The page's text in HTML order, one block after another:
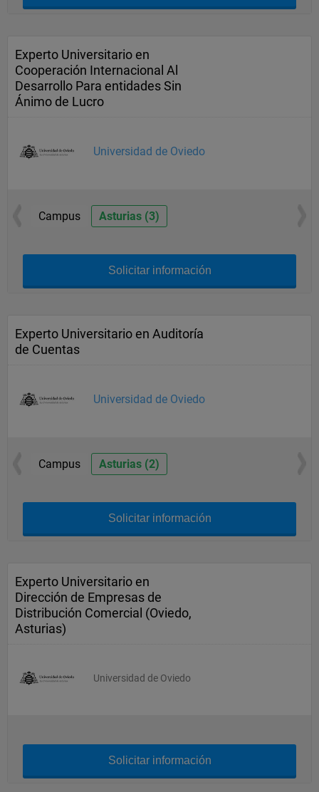
Experto Universitario en
Cooperación Internacional Al
Desarrollo Para entidades Sin
Ánimo de Lucro
Universidad de Oviedo
Campus Asturias (3)
Solicitar información
Experto Universitario en Auditoría
de Cuentas
Universidad de Oviedo
Campus Asturias (2)
Solicitar información
Experto Universitario en
Dirección de Empresas de
Distribución Comercial (Oviedo,
Asturias)
Universidad de Oviedo
Solicitar información